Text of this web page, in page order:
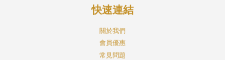
快速連結
關於我們
會員優惠
常見問題